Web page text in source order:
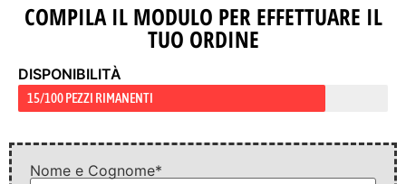
COMPILA IL MODULO PER EFFETTUARE IL
TUO ORDINE
DISPONIBILITÀ
15/100 PEZZI RIMANENTI
Nome e Cognome*